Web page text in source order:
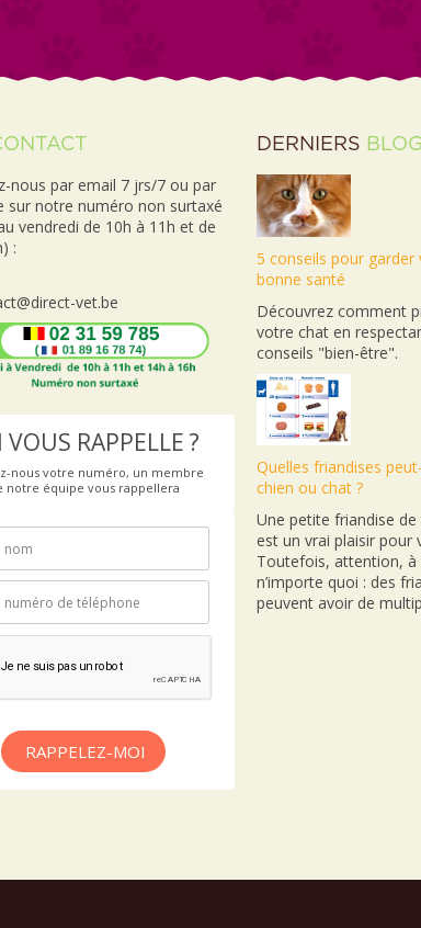
nous par email 7 jrs/7 ou par
sur notre numéro non surtaxé
vendredi de 10h à 11h et de
:
vet.be
VOUS RAPPELLE ?
nous votre numéro, un membre
notre équipe vous rappellera
RAPPELEZ-MOI
DERNIERS
5 conseils pour garder
bonne santé
Découvrez comment
votre chat en
conseils "bien-être".
Quelles friandises
chien ou chat ?
Une petite friandise
est un vrai plaisir pour
Toutefois, attention, à
n’importe quoi : des
peuvent avoir de